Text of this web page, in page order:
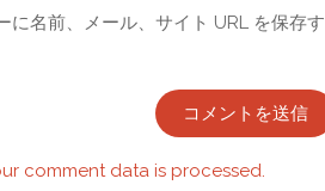
名前、メール、サイト URL を保存す
comment data is processed.